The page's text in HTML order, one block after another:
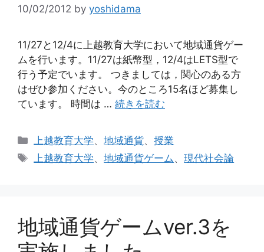
10/02/2012 by yoshidama
11/27と12/4に上越教育大学において地域通貨ゲー
ムを行います。11/27は紙幣型，12/4はLETS型で
行う予定でいます。 つきましては，関心のある方
はぜひ参加ください。今のところ15名ほど募集し
ています。 時間は … 続きを読む
カ
テ
上越教育大学、地域通貨、授業
タ
上越教育大学、地域通貨ゲーム、現代社会論
地域通貨ゲームver.3を